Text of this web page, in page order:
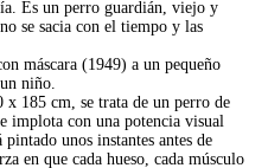
Es un perro guardián, viejo y
se sacia con el tiempo y las
máscara (1949) a un pequeño
niño.
x 185 cm, se trata de un perro de
implota con una potencia visual
unos instantes antes de
en que cada hueso, cada músculo